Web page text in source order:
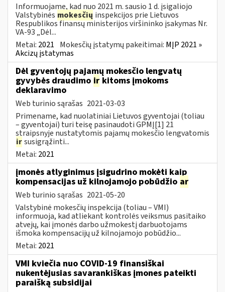
Informuojame, kad nuo 2021 m. sausio 1 d. įsigaliojo
Valstybinės mokesčių inspekcijos prie Lietuvos
Respublikos finansų ministerijos viršininko įsakymas Nr.
VA-93 „Dėl...
Metai: 2021 Mokesčių įstatymų pakeitimai: MĮP 2021 »
Akcizų įstatymas
Dėl gyventojų pajamų mokesčio lengvatų
gyvybės draudimo ir kitoms įmokoms
deklaravimo
Web turinio sąrašas 2021-03-03
Primename, kad nuolatiniai Lietuvos gyventojai (toliau
– gyventojai) turi teisę pasinaudoti GPMĮ[1] 21
straipsnyje nustatytomis pajamų mokesčio lengvatomis
irsusigrąžinti...
Metai: 2021
įmonės atlyginimus įsigudrino mokėti kaip
kompensacijas už kilnojamojo pobūdžio ar
Web turinio sąrašas 2021-05-20
Valstybinė mokesčių inspekcija (toliau – VMI)
informuoja, kad atliekant kontrolės veiksmus pasitaiko
atvejų, kai įmonės darbo užmokestį darbuotojams
išmoka kompensacijų už kilnojamojo pobūdžio...
Metai: 2021
VMI kviečia nuo COVID-19 finansiškai
nukentėjusias savarankiškas įmones pateikti
paraišką subsidijai